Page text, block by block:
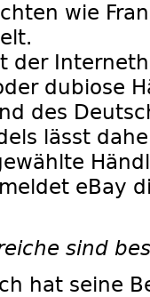
wie
der
dubiose
des
lässt
eBay
sind
hat seine